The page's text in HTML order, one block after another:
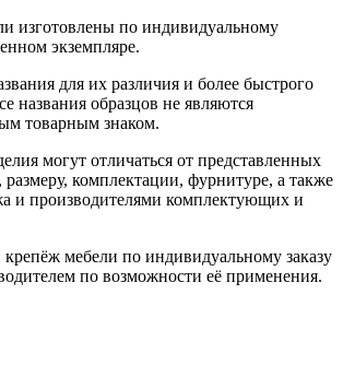
изготовлены по индивидуальному
экземпляре.
для их различия и более быстрого
названия образцов не являются
товарным знаком.
могут отличаться от представленных
размеру, комплектации, фурнитуре, а также
и производителями комплектующих и
мебели по индивидуальному заказу
по возможности её применения.